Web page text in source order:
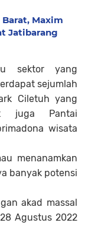
Maxim
Jatibarang
sektor yang
sejumlah
Ciletuh yang
juga Pantai
wisata
menanamkan
banyak potensi
akad massal
Agustus 2022